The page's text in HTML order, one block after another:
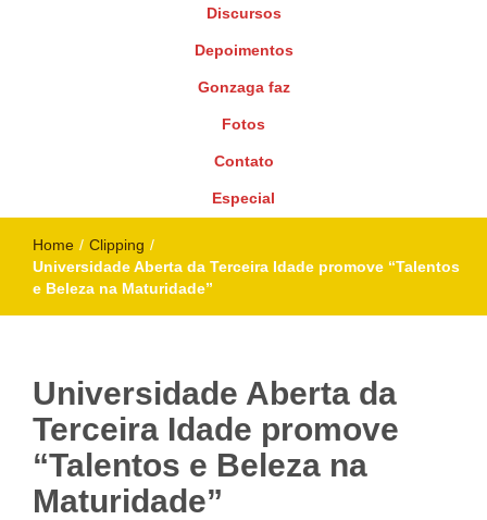
Discursos
Depoimentos
Gonzaga faz
Fotos
Contato
Especial
Home / Clipping /
Universidade Aberta da Terceira Idade promove “Talentos
e Beleza na Maturidade”
Universidade Aberta da
Terceira Idade promove
“Talentos e Beleza na
Maturidade”